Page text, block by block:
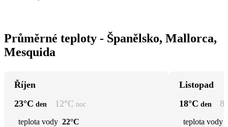
Průměrné teploty - Španělsko, Mallorca,
Mesquida
Říjen
23°C den 12°C noc
teplota vody 22°C
Listopad
18°C den 8
teplota vody